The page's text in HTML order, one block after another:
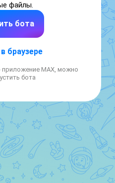
файлы.
бота
браузере
приложение MAX, можно
бота